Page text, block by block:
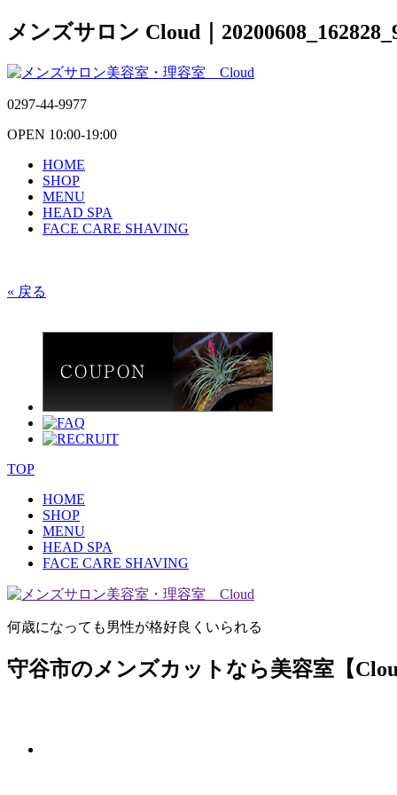
メンズサロン Cloud｜
0297-44-9977
OPEN 10:00-19:00
HOME
SHOP
MENU
HEAD SPA
FACE CARE SHAVING
« 戻る
TOP
HOME
SHOP
MENU
HEAD SPA
FACE CARE SHAVING
何歳になっても男性が格好良くいられる
守谷市のメンズカットなら美容室【